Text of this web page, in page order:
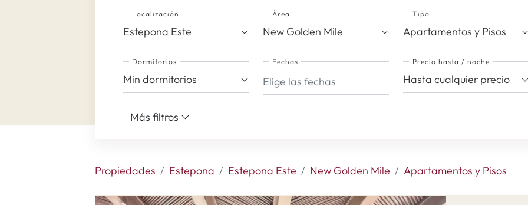
Localización
Estepona Este
Área
New Golden Mile
Tipo
Apartamentos y Pisos
Dormitorios
Min dormitorios
Fechas Precio hasta / noche
Hasta cualquier precio
Más filtros
Propiedades Estepona Estepona Este New Golden Mile Apartamentos y Pisos